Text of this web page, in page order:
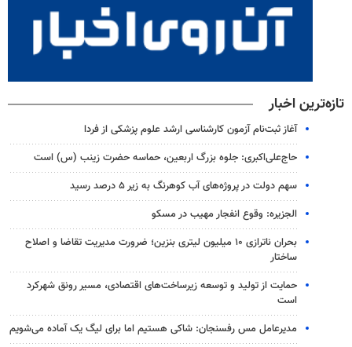
تازه‌ترین اخبار
آغاز ثبت‌نام‌ آزمون کارشناسی ارشد علوم پزشکی از فردا
حاج‌علی‌اکبری: جلوه بزرگ اربعین، حماسه حضرت زینب (س) است
سهم دولت در پروژه‌های آب کوهرنگ به زیر ۵ درصد رسید
الجزیره: وقوع انفجار مهیب در مسکو
بحران ناترازی ۱۰ میلیون لیتری بنزین؛ ضرورت مدیریت تقاضا و اصلاح
ساختار
حمایت از تولید و توسعه زیرساخت‌های اقتصادی، مسیر رونق شهرکرد
است
مدیرعامل مس رفسنجان: شاکی هستیم اما برای لیگ یک آماده می‌شویم